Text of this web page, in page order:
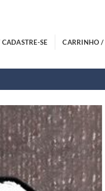
SE CARRINHO /